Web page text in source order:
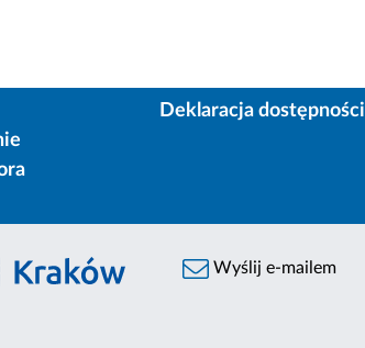
Deklaracja dostępności
Wyślij e-mailem